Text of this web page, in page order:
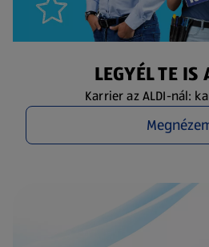
LEGYÉL TE IS
Karrier az ALDI-nál: